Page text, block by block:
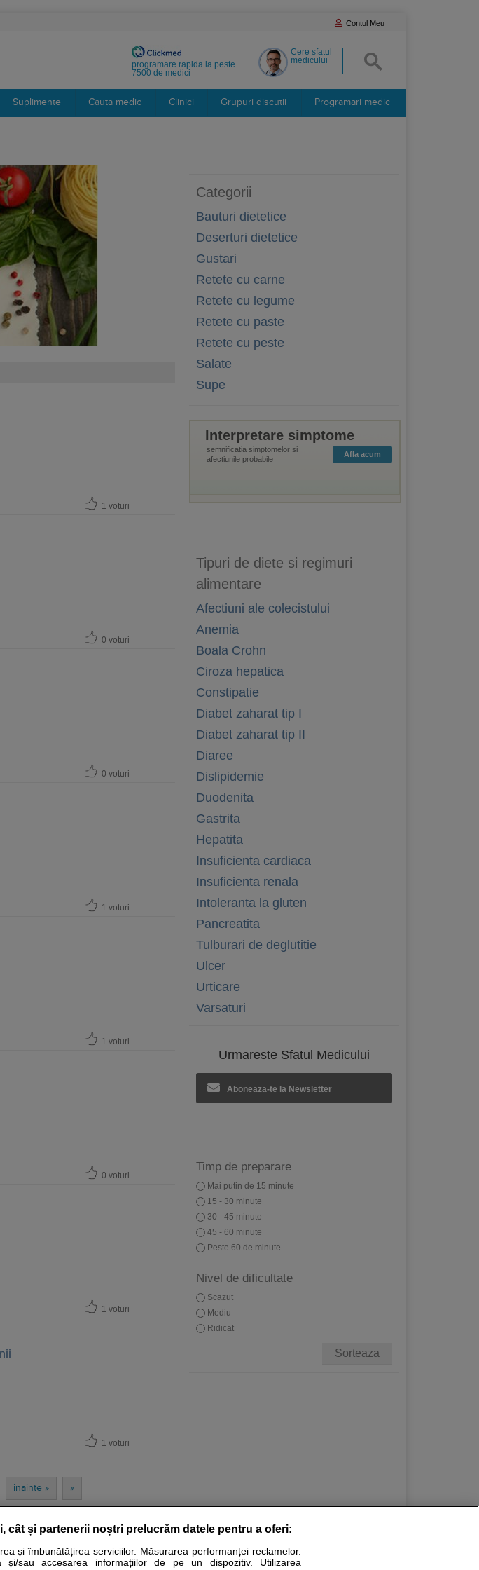
Contul Meu
Cere sfatul
medicului
programare rapida la peste
7500 de medici
Suplimente Cauta medic Clinici Grupuri discutii Programari medic
1 voturi
0 voturi
0 voturi
1 voturi
1 voturi
0 voturi
1 voturi
1 voturi
inainte » »
Categorii
Bauturi dietetice
Deserturi dietetice
Gustari
Retete cu carne
Retete cu legume
Retete cu paste
Retete cu peste
Salate
Supe
Interpretare simptome
semnificatia simptomelor si
afectiunile probabile
Afla acum
Tipuri de diete si regimuri
alimentare
Afectiuni ale colecistului
Anemia
Boala Crohn
Ciroza hepatica
Constipatie
Diabet zaharat tip I
Diabet zaharat tip II
Diaree
Dislipidemie
Duodenita
Gastrita
Hepatita
Insuficienta cardiaca
Insuficienta renala
Intoleranta la gluten
Pancreatita
Tulburari de deglutitie
Ulcer
Urticare
Varsaturi
Urmareste Sfatul Medicului
Aboneaza-te la Newsletter
Timp de preparare
Mai putin de 15 minute
15 - 30 minute
30 - 45 minute
45 - 60 minute
Peste 60 de minute
Nivel de dificultate
Scazut
Mediu
Ridicat
Sorteaza
cât și partenerii noștri prelucrăm datele pentru a oferi:
și îmbunătățirea serviciilor. Măsurarea performanței reclamelor.
și/sau accesarea informațiilor de pe un dispozitiv. Utilizarea